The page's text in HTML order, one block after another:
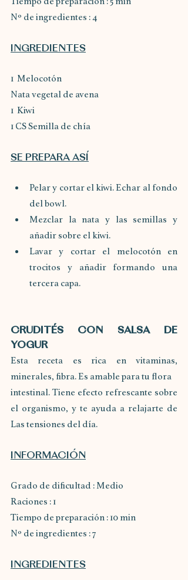
Nº de ingredientes : 4
INGREDIENTES
1  Melocotón
Nata vegetal de avena
1  Kiwi
1 CS Semilla de chía
SE PREPARA ASÍ
Pelar y cortar el kiwi. Echar al fondo
del bowl.
Mezclar la nata y las semillas y
añadir sobre el kiwi.
Lavar y cortar el melocotón en
trocitos y añadir formando una
tercera capa.
CRUDITÉS CON SALSA DE
YOGUR
Esta receta es rica en vitaminas,
minerales, fibra. Es amable para tu flora
intestinal. Tiene efecto refrescante sobre
el organismo, y te ayuda a relajarte de
Las tensiones del día.
INFORMACIÓN
Grado de dificultad : Medio
Raciones : 1
Tiempo de preparación : 10 min
Nº de ingredientes : 7
INGREDIENTES